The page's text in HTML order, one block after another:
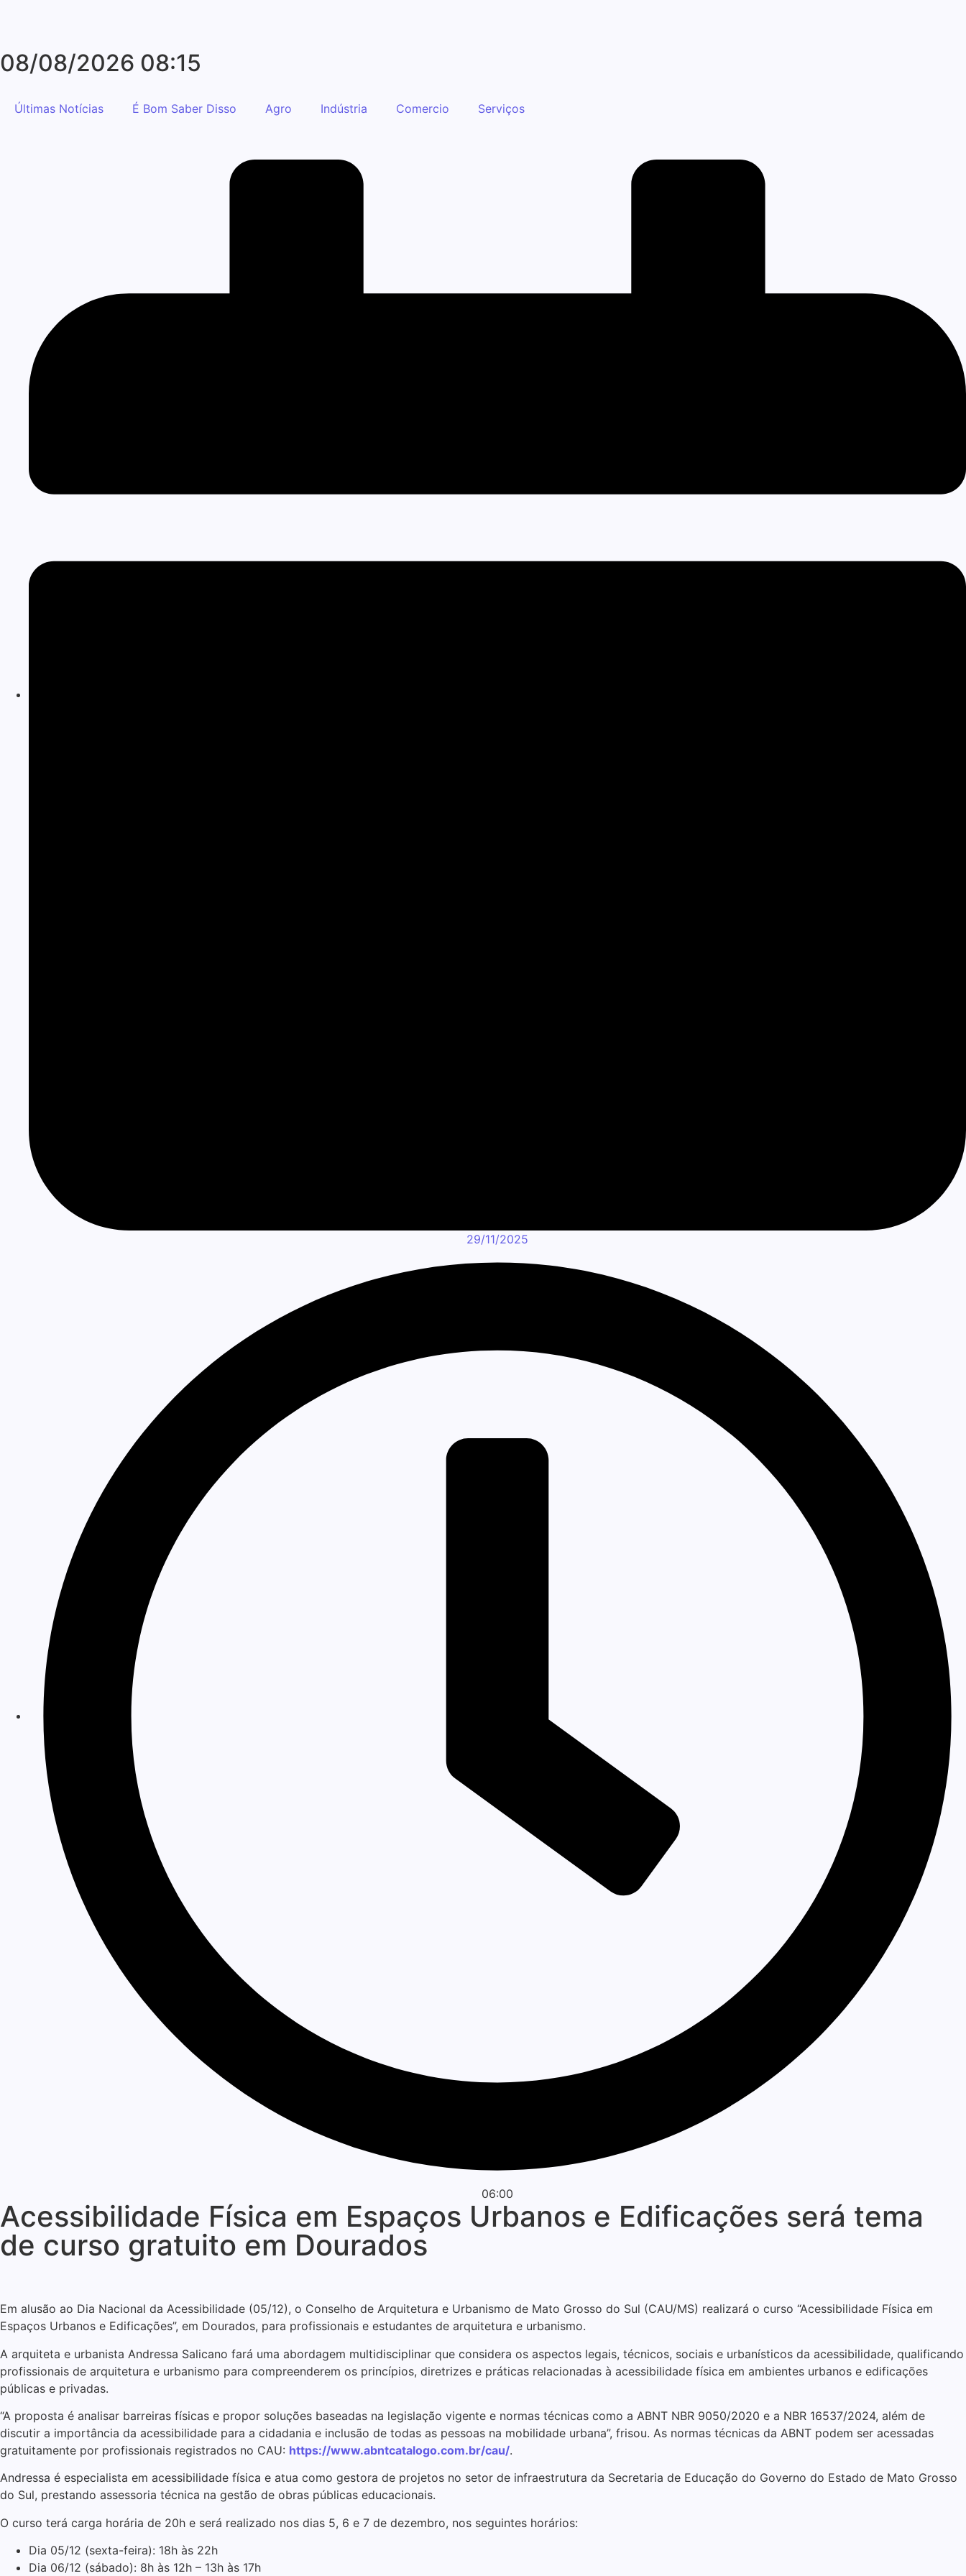
08/08/2026 08:15
Últimas Notícias É Bom Saber Disso Agro Indústria Comercio Serviços
29/11/2025
06:00
Acessibilidade Física em Espaços Urbanos e Edificações será tema
de curso gratuito em Dourados
Em alusão ao Dia Nacional da Acessibilidade (05/12), o Conselho de Arquitetura e Urbanismo de Mato Grosso do Sul (CAU/MS) realizará o curso “Acessibilidade Física em
Espaços Urbanos e Edificações”, em Dourados, para profissionais e estudantes de arquitetura e urbanismo.
A arquiteta e urbanista Andressa Salicano fará uma abordagem multidisciplinar que considera os aspectos legais, técnicos, sociais e urbanísticos da acessibilidade, qualificando
profissionais de arquitetura e urbanismo para compreenderem os princípios, diretrizes e práticas relacionadas à acessibilidade física em ambientes urbanos e edificações
públicas e privadas.
“A proposta é analisar barreiras físicas e propor soluções baseadas na legislação vigente e normas técnicas como a ABNT NBR 9050/2020 e a NBR 16537/2024, além de
discutir a importância da acessibilidade para a cidadania e inclusão de todas as pessoas na mobilidade urbana”, frisou. As normas técnicas da ABNT podem ser acessadas
gratuitamente por profissionais registrados no CAU: https://www.abntcatalogo.com.br/cau/.
Andressa é especialista em acessibilidade física e atua como gestora de projetos no setor de infraestrutura da Secretaria de Educação do Governo do Estado de Mato Grosso
do Sul, prestando assessoria técnica na gestão de obras públicas educacionais.
O curso terá carga horária de 20h e será realizado nos dias 5, 6 e 7 de dezembro, nos seguintes horários:
Dia 05/12 (sexta-feira): 18h às 22h
Dia 06/12 (sábado): 8h às 12h – 13h às 17h